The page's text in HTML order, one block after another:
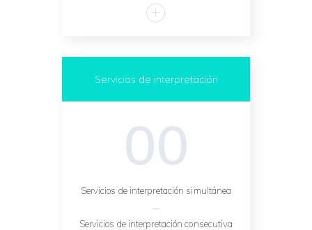
Servicios de interpretación
00
Servicios de interpretación simultánea
Servicios de interpretación consecutiva